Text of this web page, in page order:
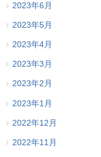
2023年6月
2023年5月
2023年4月
2023年3月
2023年2月
2023年1月
2022年12月
2022年11月